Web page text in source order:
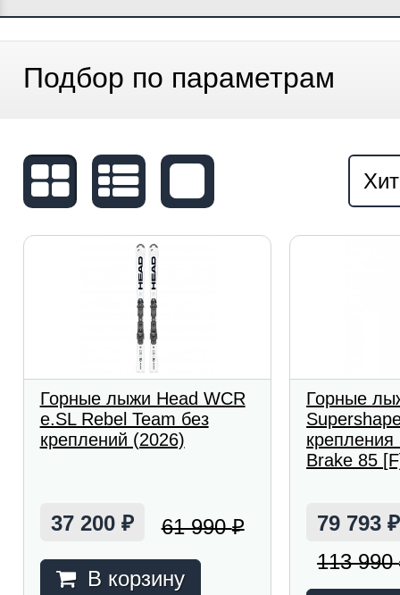
Подбор по параметрам
Горные лыжи Head WCR
e.SL Rebel Team без
креплений (2026)
37 200 ₽ 61 990₽
В корзину
Горные
Brake 85
79 793₽
113 990